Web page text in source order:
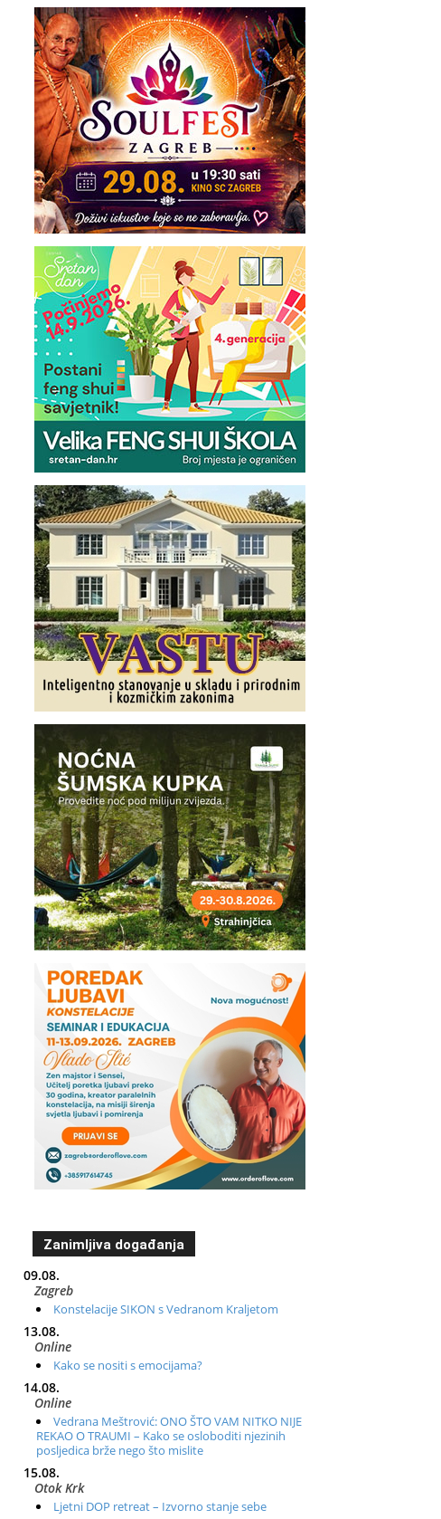
Zanimljiva događanja
09.08.
Zagreb
Konstelacije SIKON s Vedranom Kraljetom
13.08.
Online
Kako se nositi s emocijama?
14.08.
Online
Vedrana Meštrović: ONO ŠTO VAM NITKO NIJE
REKAO O TRAUMI – Kako se osloboditi njezinih
posljedica brže nego što mislite
15.08.
Otok Krk
Ljetni DOP retreat – Izvorno stanje sebe